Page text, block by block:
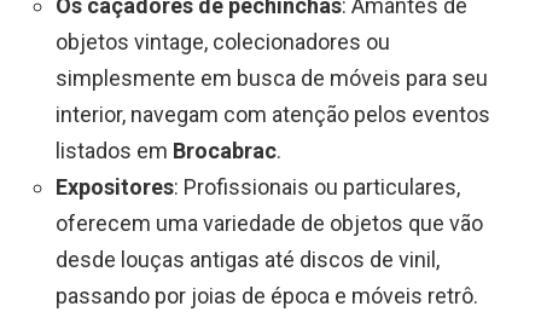
Os caçadores de pechinchas: Amantes de
objetos vintage, colecionadores ou
simplesmente em busca de móveis para seu
interior, navegam com atenção pelos eventos
listados em Brocabrac.
Expositores: Profissionais ou particulares,
oferecem uma variedade de objetos que vão
desde louças antigas até discos de vinil,
passando por joias de época e móveis retrô.